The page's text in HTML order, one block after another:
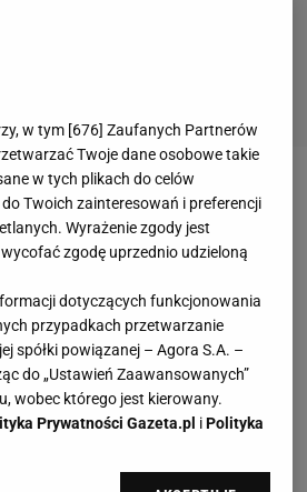
w tym [676] Zaufanych Partnerów
Twoje dane osobowe takie
w tych plikach do celów
Twoich zainteresowań i preferencji
Wyrażenie zgody jest
zgodę uprzednio udzieloną
dotyczących funkcjonowania
przypadkach przetwarzanie
spółki powiązanej – Agora S.A. –
do „Ustawień Zaawansowanych”
wobec którego jest kierowany.
Prywatności Gazeta.pl iPolityka